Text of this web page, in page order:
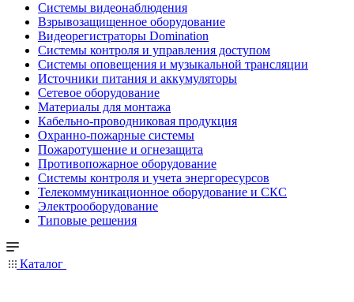
Системы видеонаблюдения
Взрывозащищенное оборудование
Видеорегистраторы Domination
Системы контроля и управления доступом
Системы оповещения и музыкальной трансляции
Источники питания и аккумуляторы
Сетевое оборудование
Материалы для монтажа
Кабельно-проводниковая продукция
Охранно-пожарные системы
Пожаротушение и огнезащита
Противопожарное оборудование
Системы контроля и учета энергоресурсов
Телекоммуникационное оборудование и СКС
Электрооборудование
Типовые решения
Каталог